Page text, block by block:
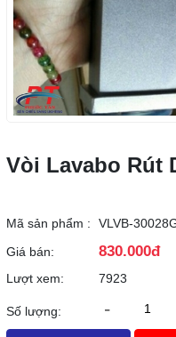
Vòi Lavabo Rút
Mã sản phẩm :
VLVB-
Giá bán:
830.000đ
Lượt xem: 7923
Số lượng: -